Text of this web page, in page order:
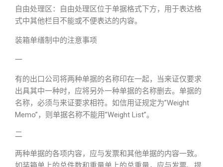
自由处理区：自由处理区位于单据格式下方，用于表达格
式中其他栏目不能或不便表达的内容。
装箱单缮制中的注意事项
一
有的出口公司将两种单据的名称印在一起，当来证仅要求
出具其中一种时，应将另外一种单据的名称删去。单据的
名称，必须与来证要求相符。如信用证规定为”Weight
Memo”，则单据名称不能用”Weight List”。
二
两种单据的各项内容，应与发票和其他单据的内容一致。